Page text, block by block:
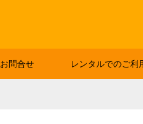
お問合せ レンタルでのご利